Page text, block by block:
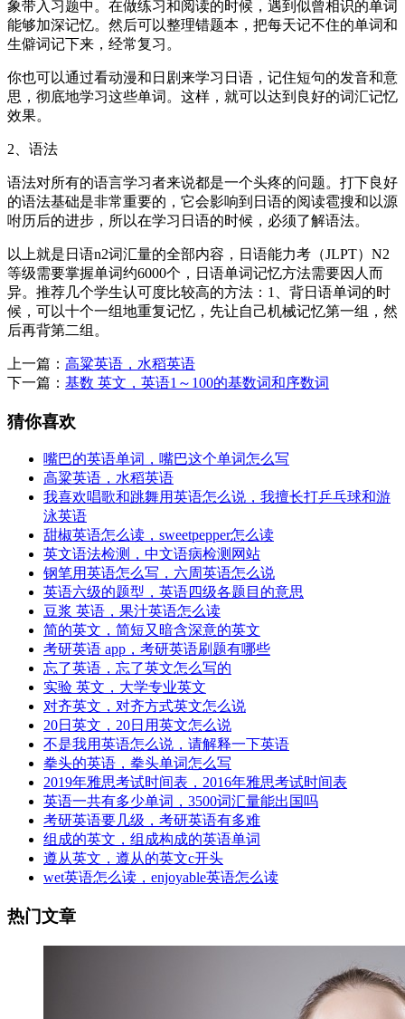
象带入习题中。在做练习和阅读的时候，遇到似曾相识的单词
能够加深记忆。然后可以整理错题本，把每天记不住的单词和
生僻词记下来，经常复习。
你也可以通过看动漫和日剧来学习日语，记住短句的发音和意
思，彻底地学习这些单词。这样，就可以达到良好的词汇记忆
效果。
2、语法
语法对所有的语言学习者来说都是一个头疼的问题。打下良好
的语法基础是非常重要的，它会影响到日语的阅读雹搜和以源
咐历后的进步，所以在学习日语的时候，必须了解语法。
以上就是日语n2词汇量的全部内容，日语能力考（JLPT）N2
等级需要掌握单词约6000个，日语单词记忆方法需要因人而
异。推荐几个学生认可度比较高的方法：1、背日语单词的时
候，可以十个一组地重复记忆，先让自己机械记忆第一组，然
后再背第二组。
上一篇： 高粱英语，水稻英语
下一篇： 基数 英文，英语1～100的基数词和序数词
猜你喜欢
嘴巴的英语单词，嘴巴这个单词怎么写
高粱英语，水稻英语
我喜欢唱歌和跳舞用英语怎么说，我擅长打乒乓球和游
泳英语
甜椒英语怎么读，sweetpepper怎么读
英文语法检测，中文语病检测网站
钢笔用英语怎么写，六周英语怎么说
英语六级的题型，英语四级各题目的意思
豆浆 英语，果汁英语怎么读
简的英文，简短又暗含深意的英文
考研英语 app，考研英语刷题有哪些
忘了英语，忘了英文怎么写的
实验 英文，大学专业英文
对齐英文，对齐方式英文怎么说
20日英文，20日用英文怎么说
不是我用英语怎么说，请解释一下英语
拳头的英语，拳头单词怎么写
2019年雅思考试时间表，2016年雅思考试时间表
英语一共有多少单词，3500词汇量能出国吗
考研英语要几级，考研英语有多难
组成的英文，组成构成的英语单词
遵从英文，遵从的英文c开头
wet英语怎么读，enjoyable英语怎么读
热门文章